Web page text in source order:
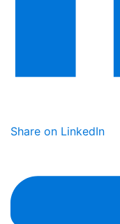
Share on LinkedIn